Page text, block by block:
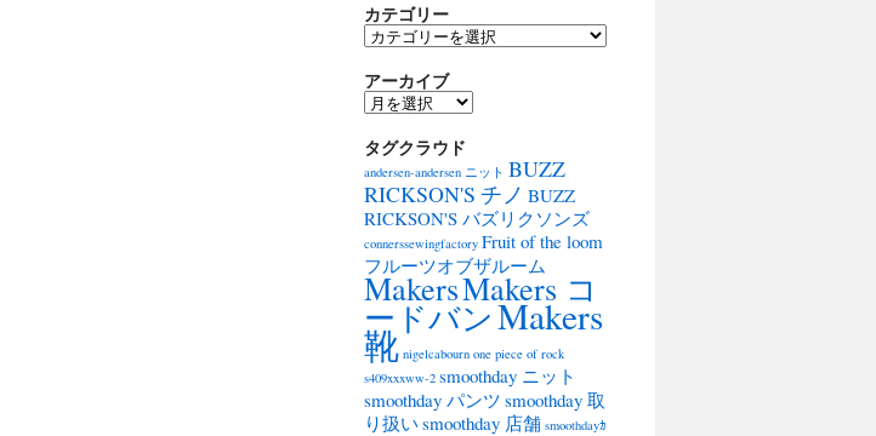
カテゴリー
カ
ゴ
リ
アーカイブ
ア
カ
イ
ブ
タグクラウド
andersen-andersen ニット BUZZ
RICKSON'S チノ BUZZ
RICKSON'S バズリクソンズ
connerssewingfactory Fruit of the loom
フルーツオブザルーム
MakersMakers コ
ードバンMakers
靴 nigelcabourn one piece of rock
s409xxxww-2 smoothday ニット
smoothday パンツ smoothday 取
り扱い smoothday 店舗 smoothdayｶ